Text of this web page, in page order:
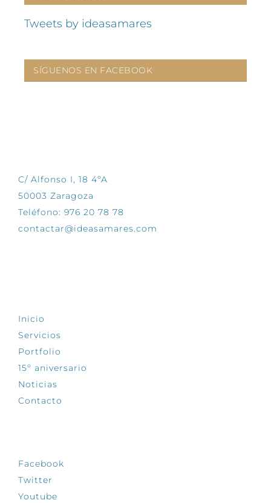
Tweets by ideasamares
SÍGUENOS EN FACEBOOK
C/ Alfonso I, 18 4ºA
50003 Zaragoza
Teléfono: 976 20 78 78
contactar@ideasamares.com
Inicio
Servicios
Portfolio
15º aniversario
Noticias
Contacto
Facebook
Twitter
Youtube